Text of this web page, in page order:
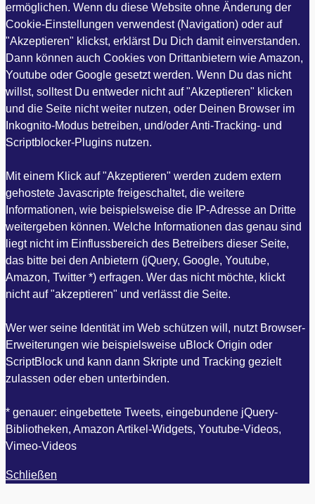
ermöglichen. Wenn du diese Website ohne Änderung der
Cookie-Einstellungen verwendest (Navigation) oder auf
"Akzeptieren" klickst, erklärst Du Dich damit einverstanden.
Dann können auch Cookies von Drittanbietern wie Amazon,
Youtube oder Google gesetzt werden. Wenn Du das nicht
willst, solltest Du entweder nicht auf "Akzeptieren" klicken
und die Seite nicht weiter nutzen, oder Deinen Browser im
Inkognito-Modus betreiben, und/oder Anti-Tracking- und
Scriptblocker-Plugins nutzen.
Mit einem Klick auf "Akzeptieren" werden zudem extern
gehostete Javascripte freigeschaltet, die weitere
Informationen, wie beispielsweise die IP-Adresse an Dritte
weitergeben können. Welche Informationen das genau sind
liegt nicht im Einflussbereich des Betreibers dieser Seite,
das bitte bei den Anbietern (jQuery, Google, Youtube,
Amazon, Twitter *) erfragen. Wer das nicht möchte, klickt
nicht auf "akzeptieren" und verlässt die Seite.
Wer wer seine Identität im Web schützen will, nutzt Browser-
Erweiterungen wie beispielsweise uBlock Origin oder
ScriptBlock und kann dann Skripte und Tracking gezielt
zulassen oder eben unterbinden.
* genauer: eingebettete Tweets, eingebundene jQuery-
Bibliotheken, Amazon Artikel-Widgets, Youtube-Videos,
Vimeo-Videos
Schließen